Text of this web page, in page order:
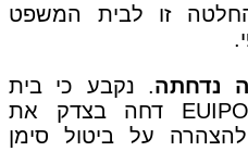
זו לבית המשפט
נדחתה. נקבע כי בית
הדין לערעורים של ה-EUIPO דחה בצדק את
על ביטול סימן